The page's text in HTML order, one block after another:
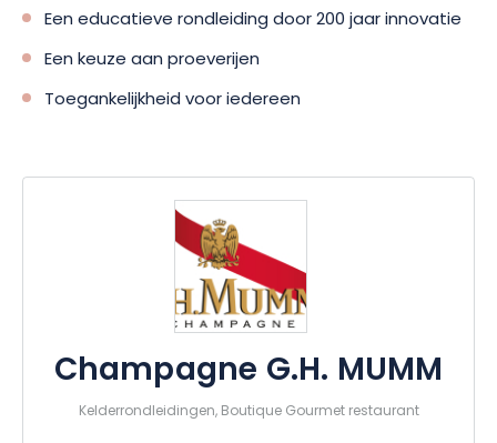
Een educatieve rondleiding door 200 jaar innovatie
Een keuze aan proeverijen
Toegankelijkheid voor iedereen
Champagne G.H. MUMM
Kelderrondleidingen, Boutique Gourmet restaurant